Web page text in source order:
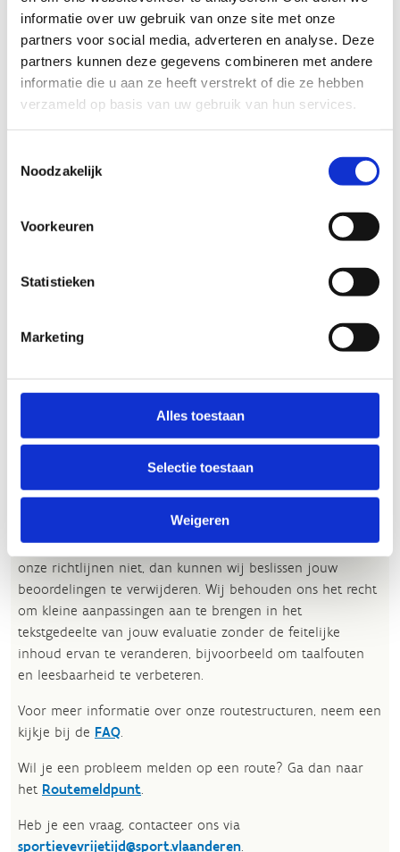
informatie over uw gebruik van onze site met onze
partners voor social media, adverteren en analyse. Deze
partners kunnen deze gegevens combineren met andere
informatie die u aan ze heeft verstrekt of die ze hebben
verzameld op basis van uw gebruik van hun services.
Noodzakelijk
Voorkeuren
Statistieken
Marketing
Alles toestaan
Selectie toestaan
Weigeren
Bekijk alle foto's
Wat vond je van deze route?
Jouw beoordeling helpt de kwaliteit van de routes in kaart
te brengen en andere mountainbikers te leiden naar de
fijnste plekken.
beoordelingsrichtlijnenvind je tips om een
oprecht nuttige beoordeling te schrijven. Respecteer je
onze richtlijnen niet, dan kunnen wij beslissen jouw
beoordelingen te verwijderen. Wij behouden ons het recht
om kleine aanpassingen aan te brengen in het
tekstgedeelte van jouw evaluatie zonder de feitelijke
inhoud ervan te veranderen, bijvoorbeeld om taalfouten
en leesbaarheid te verbeteren.​
Voor meer informatie over onze routestructuren, neem een
kijkje bij de FAQ.
Wil je een probleem melden op een route? Ga dan naar
het Routemeldpunt.
Heb je een vraag, contacteer ons via
sportievevrijetijd@sport.vlaanderen.​